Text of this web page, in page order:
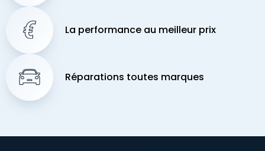
La performance au meilleur prix
Réparations toutes marques